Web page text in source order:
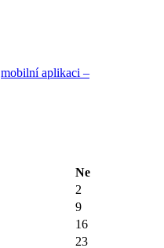
mobilní aplikaci –
Ne
2
9
16
23